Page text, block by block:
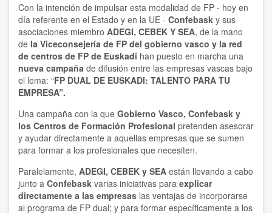
Con la intención de impulsar esta modalidad de FP - hoy en
día referente en el Estado y en la UE - Confebask y sus
asociaciones miembro ADEGI, CEBEK Y SEA, de la mano
de la Viceconsejería de FP del gobierno vasco y la red
de centros de FP de Euskadi han puesto en marcha una
nueva campaña de difusión entre las empresas vascas bajo
el lema: “FP DUAL DE EUSKADI: TALENTO PARA TU
EMPRESA”.
Una campaña con la que Gobierno Vasco, Confebask y
los Centros de Formación Profesional pretenden asesorar
y ayudar directamente a aquellas empresas que se sumen
para formar a los profesionales que necesiten.
Paralelamente, ADEGI, CEBEK y SEA están llevando a cabo
junto a Confebask varias iniciativas para explicar
directamente a las empresas las ventajas de incorporarse
al programa de FP dual; y para formar específicamente a los